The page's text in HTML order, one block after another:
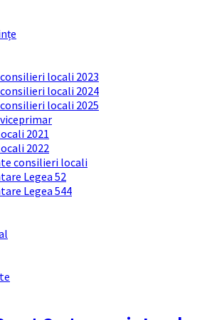
locali 2023
locali 2024
locali 2025
2021
2022
consilieri locali
Legea 52
Legea 544